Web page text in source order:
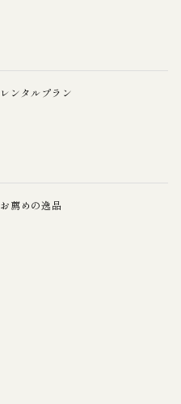
レンタルプラン
お薦めの逸品